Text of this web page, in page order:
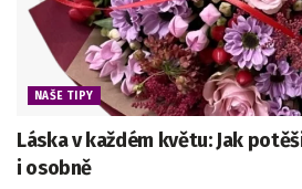
NAŠE TIPY
Láska v každém květu: Jak
i osobně